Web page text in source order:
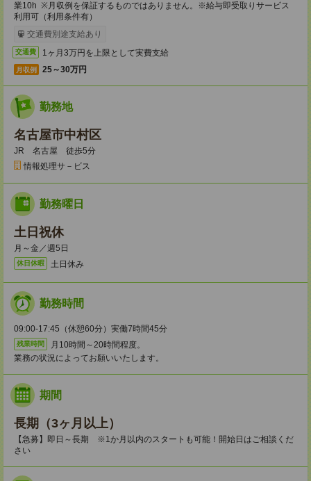
業10h ※月収例を保証するものではありません。※給与即受取りサービス
利用可（利用条件有）
交通費別途支給あり
交通費 1ヶ月3万円を上限として実費支給
月収例 25～30万円
勤務地
名古屋市中村区
JR 名古屋 徒歩5分
情報処理サ－ビス
勤務曜日
土日祝休
月～金／週5日
休日休暇 土日休み
勤務時間
09:00-17:45（休憩60分）実働7時間45分
残業時間
月10時間～20時間程度。
業務の状況によってお願いいたします。
期間
長期（3ヶ月以上）
【急募】即日～長期 ※1か月以内のスタートも可能！開始日はご相談くだ
さい